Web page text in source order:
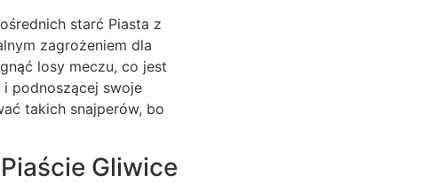
starć Piasta z
zagrożeniem dla
losy meczu, co jest
i podnoszącej swoje
takich snajperów, bo
Gliwice